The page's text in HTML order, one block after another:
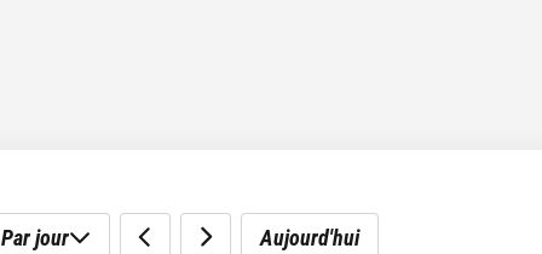
Par jour Aujourd'hui